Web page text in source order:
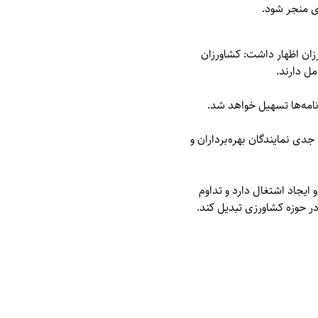
منجر شود.
اظهار داشت: کشاورزان
دارند.
تسهیل خواهد شد.
نمایندگان بهره‌برداران و
اشتغال دارد و تداوم
حوزه کشاورزی تبدیل کند.